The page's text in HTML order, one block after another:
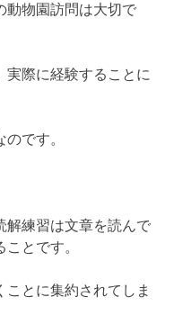
動物園訪問は大切で
実際に経験することに
です。
解練習は文章を読んで
とです。
とに集約されてしま